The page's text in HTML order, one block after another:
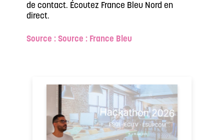
de contact. Écoutez France Bleu Nord en
direct.
Source : Source : France Bleu